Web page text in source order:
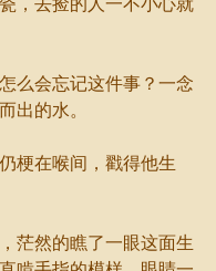
去捡的人一不小心就
会忘记这件事？一念
出的水。
在喉间，戳得他生
然的瞧了一眼这面生